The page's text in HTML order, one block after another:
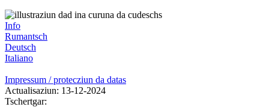
Info
Rumantsch
Deutsch
Italiano
Impressum / protecziun da datas
Actualisaziun: 13-12-2024
Tschertgar: